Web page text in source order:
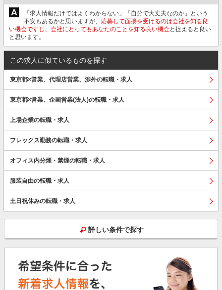
A
「求人情報だけではよくわからない」「自分で大丈夫なのか」という
不安もあるかと思いますが、 応募して面接を受けるのは会社を知る良
い機会ですし、会社にとってもあなたのことを知る良い機会と捉えると良い
と思います。
この求人に似ているものを探す
東京都×営業、代理店営業、渉外の転職・求人
東京都×営業、企画営業(法人)の転職・求人
上場企業の転職・求人
フレックス勤務の転職・求人
オフィス内分煙・禁煙の転職・求人
服装自由の転職・求人
土日祝休みの転職・求人
詳しい条件で探す